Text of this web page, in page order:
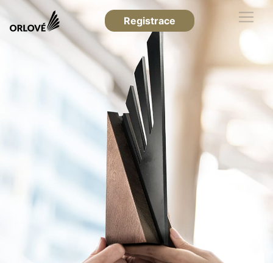
Registrace